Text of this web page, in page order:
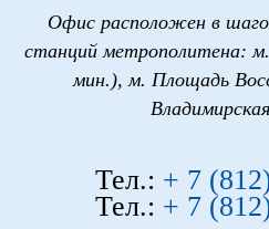
Офис расположен в
станций метрополитена:
мин.), м. Площадь
Тел.: + 7
Тел.: + 7